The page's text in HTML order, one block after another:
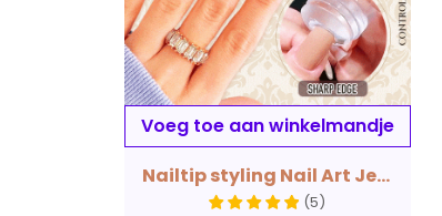
Voeg toe aan winkelmandje
Nailtip styling Nail Art Jelly Stamp
(5)